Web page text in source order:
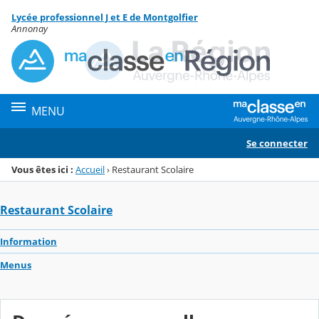
Menu de la rubrique
Contenu
Lycée professionnel J et E de Montgolfier
Annonay
MENU
Se connecter
Vous êtes ici : Accueil› Restaurant Scolaire
Restaurant Scolaire
Information
Menus